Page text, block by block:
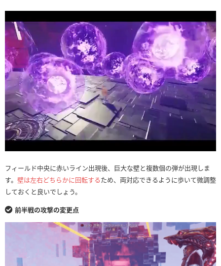
フィールド中央に赤いライン出現後、巨大な壁と複数個の弾が出現しま
す。 壁は左右どちらかに回転するため、両対応できるように歩いて微調整
しておくと良いでしょう。
前半戦の攻撃の変更点